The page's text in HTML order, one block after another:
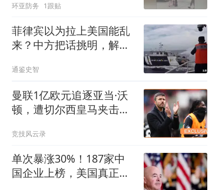
坪拦截俄航飞机
环亚防务 1跟贴
菲律宾以为拉上美国能乱
来？中方把话挑明，解放
通鉴史智
曼联1亿欧元追逐亚当·沃
顿，遭切尔西皇马夹击恐
竞技风云录
单次暴涨30%！187家中
国企业上榜，美国真正目